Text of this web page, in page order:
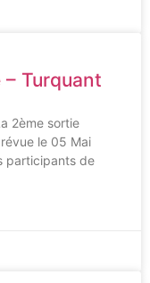
Turquant
2ème sortie
le 05 Mai
participants de